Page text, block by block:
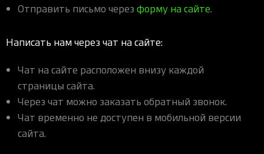
Отправить письмо через форму на сайте.
Написать нам через чат на сайте:
Чат на сайте расположен внизу каждой
страницы сайта.
Через чат можно заказать обратный звонок.
Чат временно не доступен в мобильной версии
сайта.